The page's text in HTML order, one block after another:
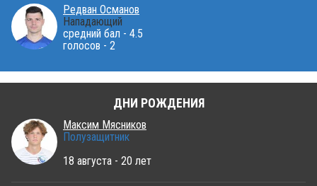
Редван Османов
Нападающий
средний бал - 4.5
голосов - 2
ДНИ РОЖДЕНИЯ
Максим Мясников
Полузащитник
18 августа - 20 лет